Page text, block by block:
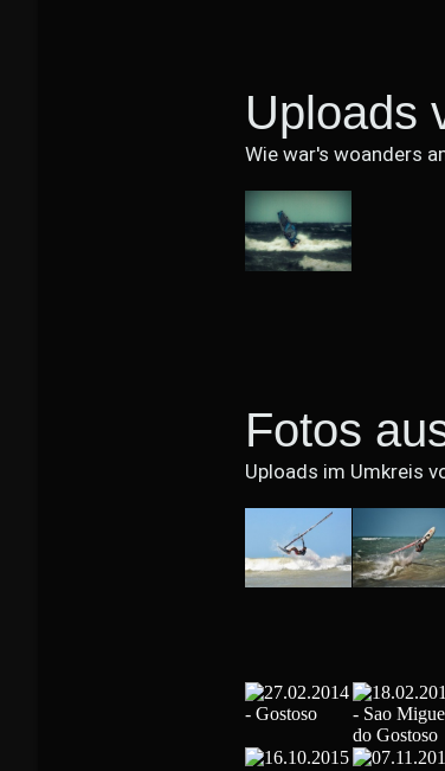
Uploads
Wie war's woanders
Fotos
Uploads im Umkreis